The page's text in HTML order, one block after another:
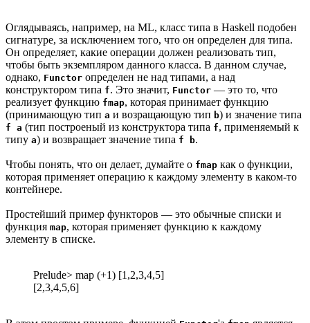
Оглядываясь, например, на ML, класс типа в Haskell подобен
сигнатуре, за исключением того, что он определен для типа.
Он определяет, какие операции должен реализовать тип,
чтобы быть экземпляром данного класса. В данном случае,
однако, Functor определен не над типами, а над
конструктором типа f. Это значит, Functor — это то, что
реализует функцию fmap, которая принимает функцию
(принимающую тип a и возращающую тип b) и значение типа
f a (тип построеный из конструктора типа f, применяемый к
типу a) и возвращает значение типа f b.
Чтобы понять, что он делает, думайте о fmap как о функции,
которая применяет операцию к каждому элементу в каком-то
контейнере.
Простейший пример функторов — это обычные списки и
функция map, которая применяет функцию к каждому
элементу в списке.
Prelude> map (+1) [1,2,3,4,5]
[2,3,4,5,6]